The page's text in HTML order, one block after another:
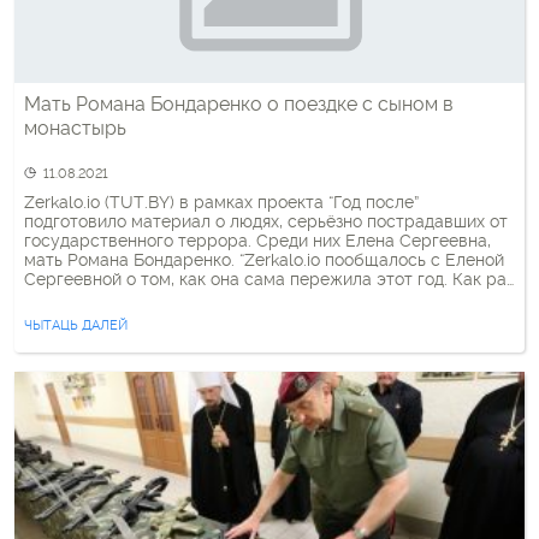
Мать Романа Бондаренко о поездке с сыном в
монастырь
11.08.2021
Zerkalo.io (TUT.BY) в рамках проекта “Год после”
подготовило материал о людях, серьёзно пострадавших от
государственного террора. Среди них Елена Сергеевна,
мать Романа Бондаренко. “Zerkalo.io пообщалось с Еленой
Сергеевной о том, как она сама пережила этот год. Как раз
Женщина говорит: пережить эту дату стало для нее […]
ЧЫТАЦЬ ДАЛЕЙ